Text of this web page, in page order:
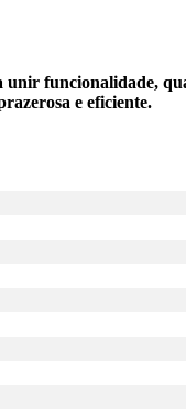
funcionalidade,
e eficiente.